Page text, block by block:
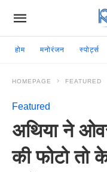
होम मनोरंजन स्पोर्ट्स
HOMEPAGE FEATURED
Featured
अथ‍िया ने
की फोटो तो